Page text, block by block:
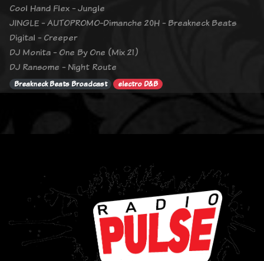
Cool Hand Flex - Jungle
JINGLE - AUTOPROMO-Dimanche 20H - Breakneck Beats
Digital - Creeper
DJ Monita - One By One (Mix 21)
DJ Ransome - Night Route
Breakneck Beats Broadcast electro D&B